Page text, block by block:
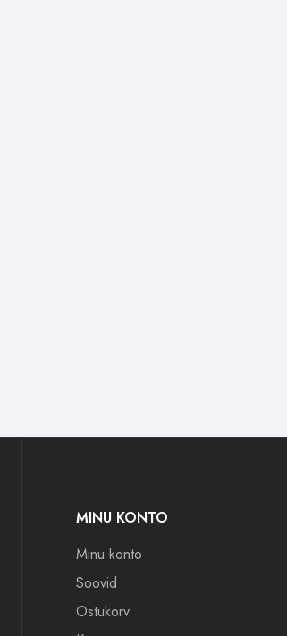
MINU KONTO
Minu konto
Soovid
Ostukorv